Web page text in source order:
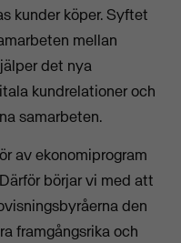
kunder köper. Syftet
mellan
det nya
kundrelationer och
samarbeten.
av ekonomiprogram
börjar vi med att
den
framgångsrika och